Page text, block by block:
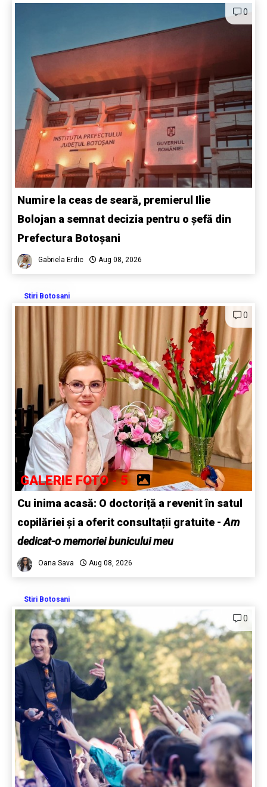
0
Numire la ceas de seară, premierul Ilie
Bolojan a semnat decizia pentru o șefă din
Prefectura Botoșani
Gabriela Erdic Aug 08, 2026
Stiri Botosani
0
GALERIE FOTO - 5
Cu inima acasă: O doctoriță a revenit în satul
copilăriei și a oferit consultații gratuite -Am
dedicat-o memoriei bunicului meu
Oana Sava Aug 08, 2026
Stiri Botosani
0